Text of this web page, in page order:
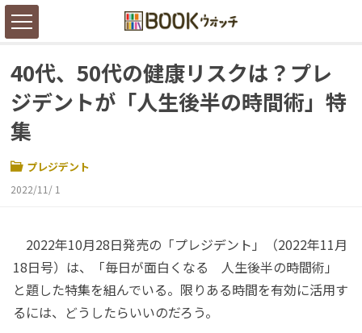
40代、50代の健康リスクは？プレ
ジデントが「人生後半の時間術」特
集
プレジデント
2022/11/ 1
2022年10月28日発売の「プレジデント」（2022年11月
18日号）は、「毎日が面白くなる 人生後半の時間術」
と題した特集を組んでいる。限りある時間を有効に活用す
るには、どうしたらいいのだろう。